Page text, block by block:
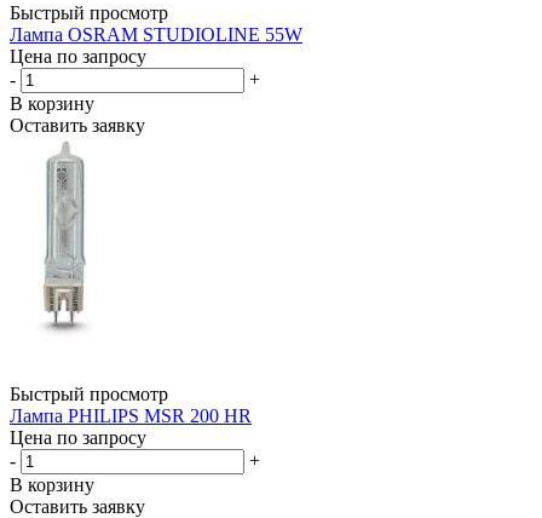
Быстрый просмотр
Лампа OSRAM STUDIOLINE 55W
Цена по запросу
-
+
В корзину
Оставить заявку
Быстрый просмотр
Лампа PHILIPS MSR 200 HR
Цена по запросу
-
+
В корзину
Оставить заявку